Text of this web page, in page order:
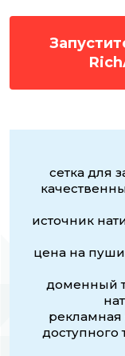
сетка для
источник
цена на пуши
доменный
доступного